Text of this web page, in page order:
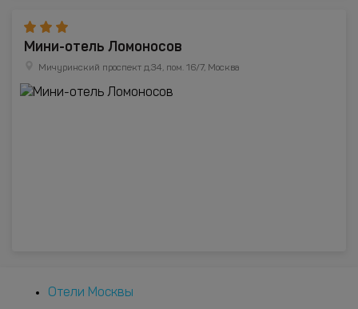
Мини-отель Ломоносов
Мичуринский проспект д.34, пом. 16/7, Москва
Отели Москвы